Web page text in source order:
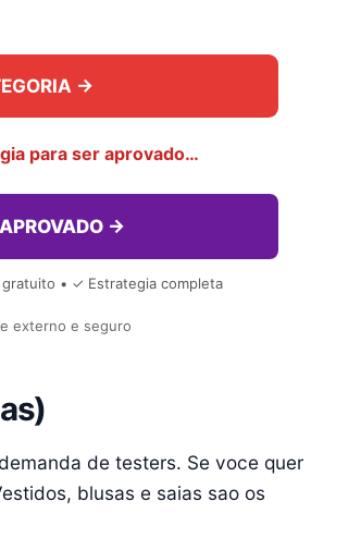
→
para ser aprovado…
→
• ✓ Estrategia completa
externo e seguro
de testers. Se voce quer
blusas e saias sao os